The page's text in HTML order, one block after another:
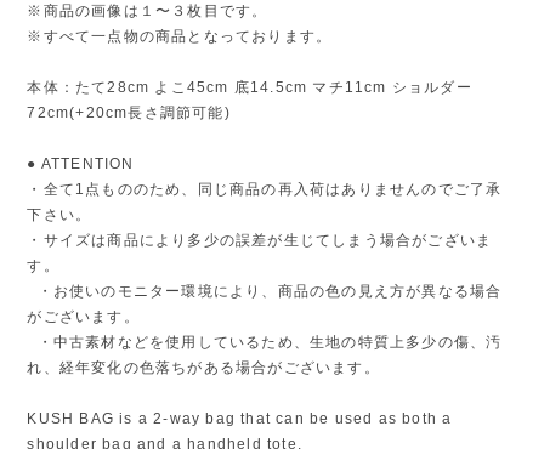
※商品の画像は１〜３枚目です。
※すべて一点物の商品となっております。
本体：たて28cm よこ45cm 底14.5cm マチ11cm ショルダー
72cm(+20cm長さ調節可能)
● ATTENTION
・全て1点もののため、同じ商品の再入荷はありませんのでご了承
下さい。
・サイズは商品により多少の誤差が生じてしまう場合がございま
す。
・お使いのモニター環境により、商品の色の見え方が異なる場合
がございます。
・中古素材などを使用しているため、生地の特質上多少の傷、汚
れ、経年変化の色落ちがある場合がございます。
KUSH BAG is a 2-way bag that can be used as both a
shoulder bag and a handheld tote.